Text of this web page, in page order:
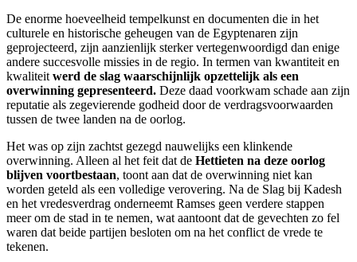
De enorme hoeveelheid tempelkunst en documenten die in het
culturele en historische geheugen van de Egyptenaren zijn
geprojecteerd, zijn aanzienlijk sterker vertegenwoordigd dan enige
andere succesvolle missies in de regio. In termen van kwantiteit en
kwaliteit werd de slag waarschijnlijk opzettelijk als een
overwinning gepresenteerd. Deze daad voorkwam schade aan zijn
reputatie als zegevierende godheid door de verdragsvoorwaarden
tussen de twee landen na de oorlog.
Het was op zijn zachtst gezegd nauwelijks een klinkende
overwinning. Alleen al het feit dat de Hettieten na deze oorlog
blijven voortbestaan, toont aan dat de overwinning niet kan
worden geteld als een volledige verovering. Na de Slag bij Kadesh
en het vredesverdrag onderneemt Ramses geen verdere stappen
meer om de stad in te nemen, wat aantoont dat de gevechten zo fel
waren dat beide partijen besloten om na het conflict de vrede te
tekenen.